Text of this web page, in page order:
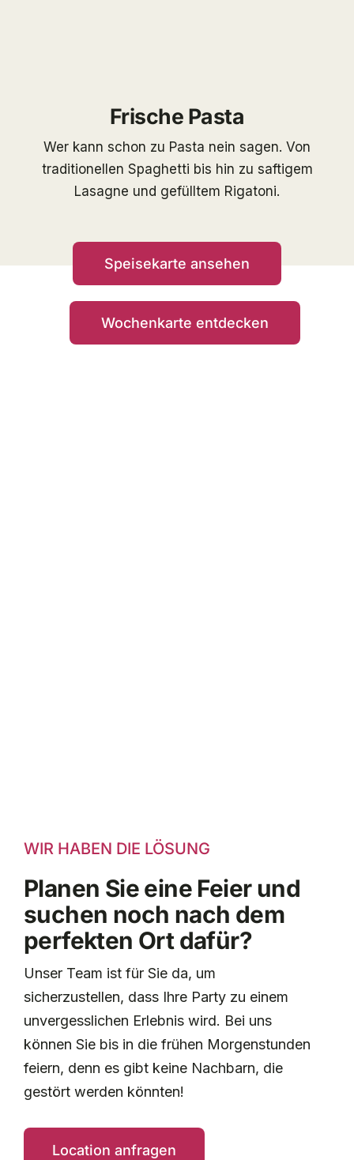
Frische Pasta
Wer kann schon zu Pasta nein sagen. Von
traditionellen Spaghetti bis hin zu saftigem
Lasagne und gefülltem Rigatoni.
Speisekarte ansehen
Wochenkarte entdecken
WIR HABEN DIE LÖSUNG
Planen Sie eine Feier und
suchen noch nach dem
perfekten Ort dafür?
Unser Team ist für Sie da, um
sicherzustellen, dass Ihre Party zu einem
unvergesslichen Erlebnis wird. Bei uns
können Sie bis in die frühen Morgenstunden
feiern, denn es gibt keine Nachbarn, die
gestört werden könnten!
Location anfragen